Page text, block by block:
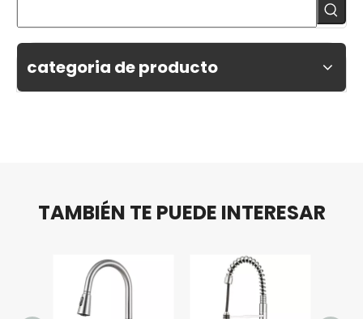
categoria de producto
TAMBIÉN TE PUEDE INTERESAR